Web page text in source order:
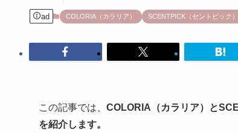
ad COLORIA（カラリア） SCENTPICK（セントピック）
この記事では、 COLORIA（カラリア）と
を紹介します。